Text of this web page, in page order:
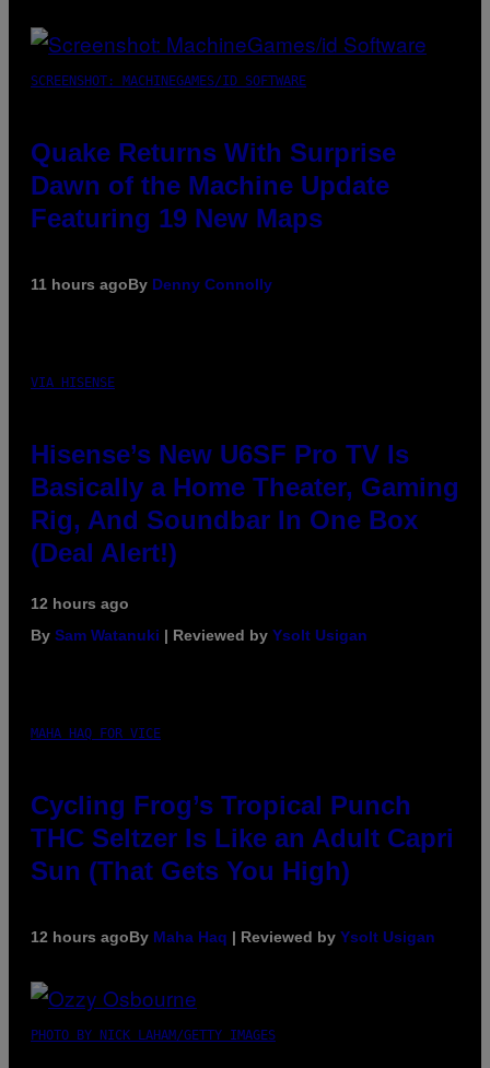
SCREENSHOT: MACHINEGAMES/ID SOFTWARE
Quake Returns With Surprise
Dawn of the Machine Update
Featuring 19 New Maps
11 hours agoBy Denny Connolly
VIA HISENSE
Hisense’s New U6SF Pro TV Is
Basically a Home Theater, Gaming
Rig, And Soundbar In One Box
(Deal Alert!)
12 hours ago
By Sam Watanuki | Reviewed by Ysolt Usigan
MAHA HAQ FOR VICE
Cycling Frog’s Tropical Punch
THC Seltzer Is Like an Adult Capri
Sun (That Gets You High)
12 hours agoBy Maha Haq | Reviewed by Ysolt Usigan
PHOTO BY NICK LAHAM/GETTY IMAGES